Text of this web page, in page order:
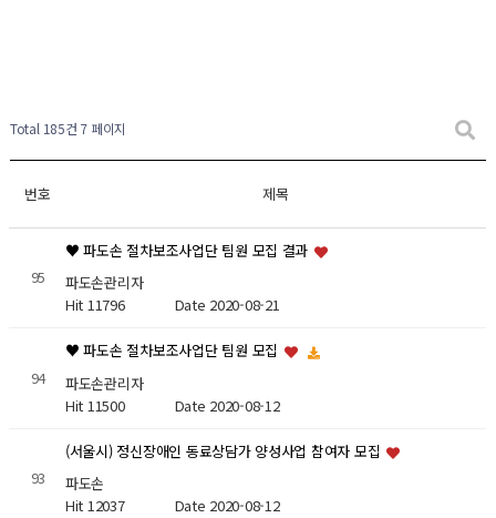
Total 185건 7 페이지
번호 제목
95
♥ 파도손 절차보조사업단 팀원 모집 결과
파도손관리자
Hit 11796 Date 2020-08-21
94
♥ 파도손 절차보조사업단 팀원 모집
파도손관리자
Hit 11500 Date 2020-08-12
93
(서울시) 정신장애인 동료상담가 양성사업 참여자 모집
파도손
Hit 12037 Date 2020-08-12